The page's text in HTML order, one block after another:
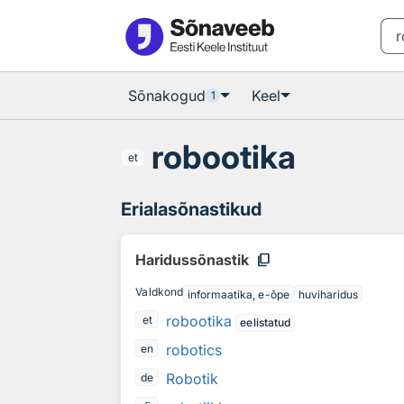
Sõnakogud 1 Keel
et robootika
Erialasõnastikud
Haridussõnastik content_copy
Valdkond informaatika, e-õpe
huviharidus
et
robootika
eelistatud
en
robotics
de Robotik